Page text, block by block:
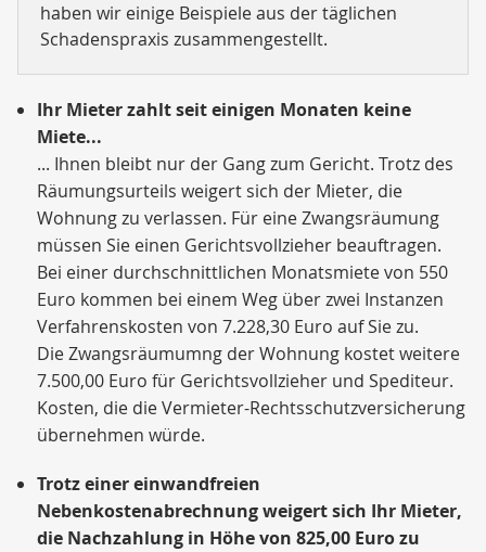
haben wir einige Beispiele aus der täglichen
Schadenspraxis zusammengestellt.
Ihr Mieter zahlt seit einigen Monaten keine
Miete...
... Ihnen bleibt nur der Gang zum Gericht. Trotz des
Räumungsurteils weigert sich der Mieter, die
Wohnung zu verlassen. Für eine Zwangsräumung
müssen Sie einen Gerichtsvollzieher beauftragen.
Bei einer durchschnittlichen Monatsmiete von 550
Euro kommen bei einem Weg über zwei Instanzen
Verfahrenskosten von 7.228,30 Euro auf Sie zu.
Die Zwangsräumumng der Wohnung kostet weitere
7.500,00 Euro für Gerichtsvollzieher und Spediteur.
Kosten, die die Vermieter-Rechtsschutzversicherung
übernehmen würde.
Trotz einer einwandfreien
Nebenkostenabrechnung weigert sich Ihr Mieter,
die Nachzahlung in Höhe von 825,00 Eurozu